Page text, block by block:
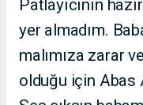
Patlayıcının
yer almadım.
malımıza zarar
olduğu için Abas